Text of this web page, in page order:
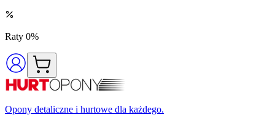
Raty 0%
Opony detaliczne i hurtowe dla każdego.